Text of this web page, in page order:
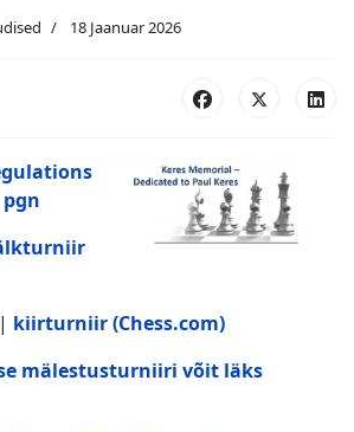
18 Jaanuar 2026
pgn
| kiirturniir (Chess.com)
mälestusturniiri võit läks